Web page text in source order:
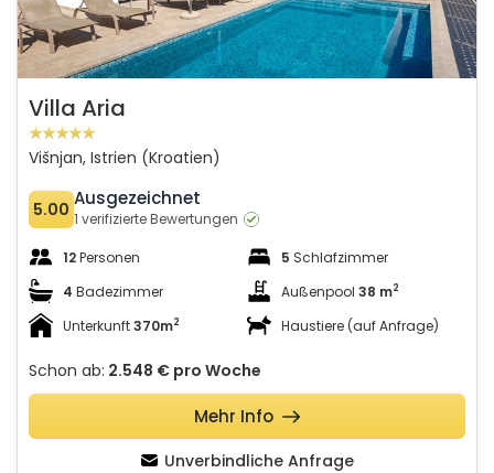
Villa Aria
Višnjan, Istrien (Kroatien)
5.00 Ausgezeichnet
1 verifizierte Bewertungen
12Personen 5 Schlafzimmer
4 Badezimmer Außenpool 38 m2
Unterkunft370m2 Haustiere (auf Anfrage)
Schon ab: 2.548 € pro Woche
Unverbindliche Anfrage
Mehr Info